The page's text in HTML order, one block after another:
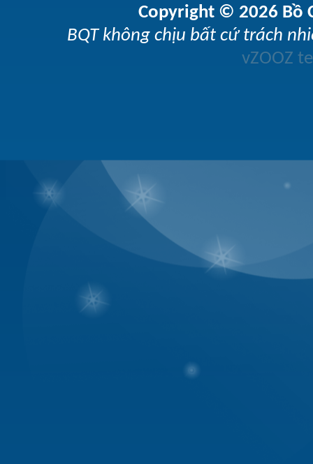
Copyright © 2026 Bồ
BQT không chịu bất cứ trách
vZOOZ